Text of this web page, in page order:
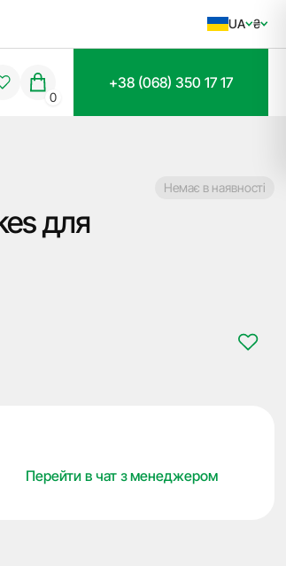
UA ₴
0
+38 (068) 350 17 17
Немає в наявності
для
Перейти в чат з менеджером